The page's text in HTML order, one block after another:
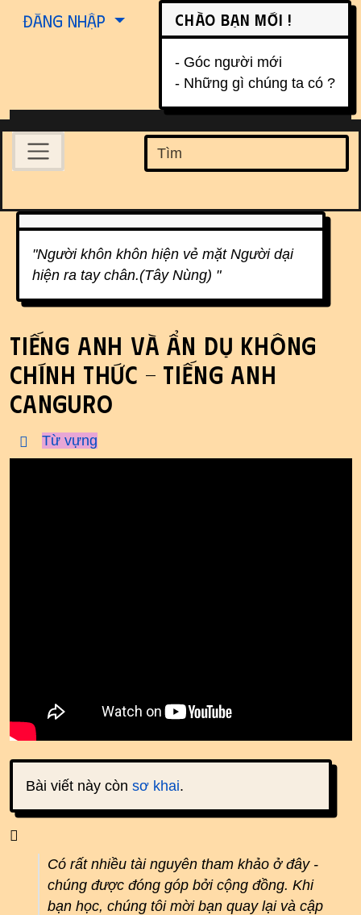
Site identity, navigation, etc.
Đăng nhập Chào bạn mới !
- Góc người mới
- Những gì chúng ta có ?
Navigation and related
Related content
"Người khôn khôn hiện vẻ mặt Người dại
hiện ra tay chân.(Tây Nùng) "
Tiếng Anh và ẩn dụ không
chính thức - tiếng Anh
Canguro
Từ vựng
Bài viết này còn sơ khai.
Có rất nhiều tài nguyên tham khảo ở đây -
chúng được đóng góp bởi cộng đồng. Khi
bạn học, chúng tôi mời bạn quay lại và cập